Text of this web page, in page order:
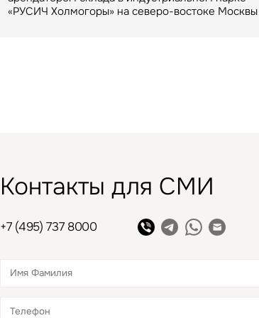
«РУСИЧ Холмогоры» на северо-востоке Москвы
6 800 кв. м возле станции метро
м. был построен девелопером Capital Partners
в 2009 году
Контакты для СМИ
+7 (495) 737 8000